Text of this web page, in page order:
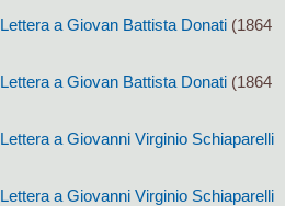
Lettera a Giovan Battista Donati (1864
Lettera a Giovan Battista Donati (1864
Lettera a Giovanni Virginio Schiaparelli
Lettera a Giovanni Virginio Schiaparelli